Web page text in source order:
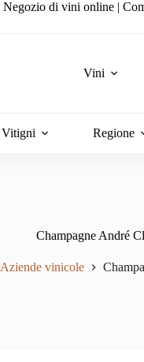
Negozio di vini online |
Vini
Vitigni Regione
Champagne André
Aziende vinicole